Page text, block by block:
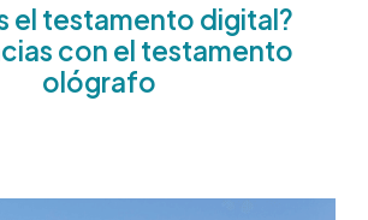
el testamento digital?
con el testamento
ológrafo